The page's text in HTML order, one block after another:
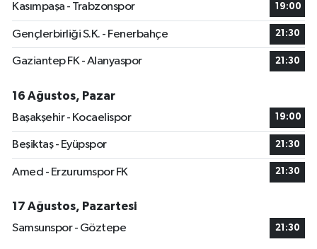
Kasımpaşa - Trabzonspor 19:00
Gençlerbirliği S.K. - Fenerbahçe 21:30
Gaziantep FK - Alanyaspor 21:30
16 Ağustos, Pazar
Başakşehir - Kocaelispor
19:00
Beşiktaş - Eyüpspor 21:30
Amed - Erzurumspor FK 21:30
17 Ağustos, Pazartesi
Samsunspor - Göztepe
21:30